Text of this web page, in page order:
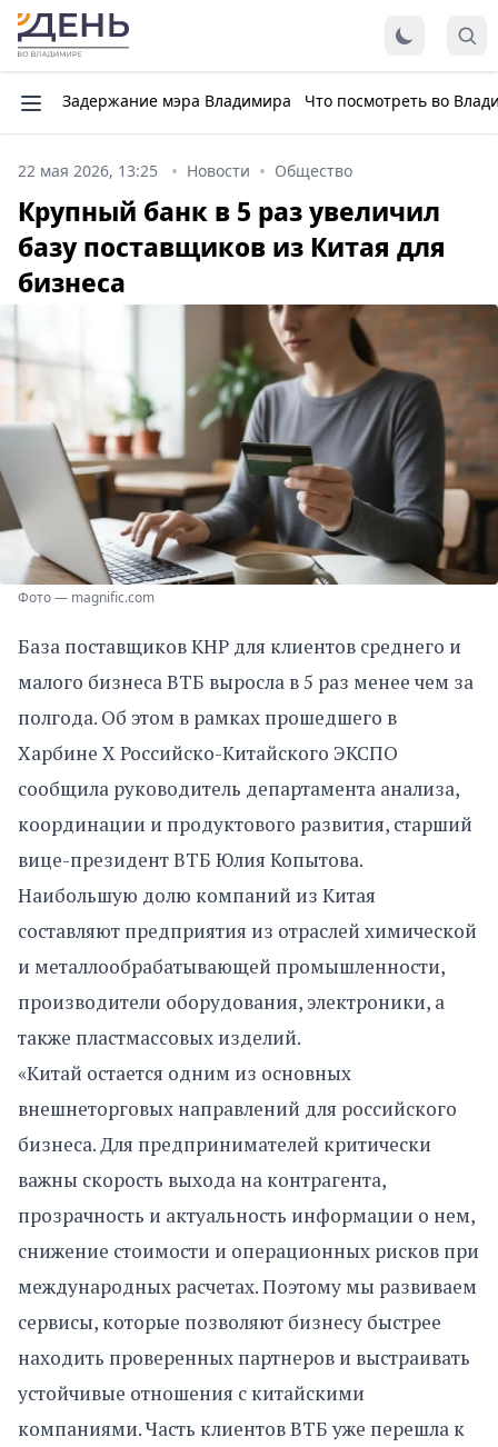
Задержание мэра Владимира Что посмотреть во
22 мая 2026, 13:25 Новости Общество
Крупный банк в 5 раз увеличил
базу поставщиков из Китая для
бизнеса
Фото — magnific.com
База поставщиков КНР для клиентов среднего и
малого бизнеса ВТБ выросла в 5 раз менее чем за
полгода. Об этом в рамках прошедшего в
Харбине X Российско-Китайского ЭКСПО
сообщила руководитель департамента анализа,
координации и продуктового развития, старший
вице-президент ВТБ Юлия Копытова.
Наибольшую долю компаний из Китая
составляют предприятия из отраслей химической
и металлообрабатывающей промышленности,
производители оборудования, электроники, а
также пластмассовых изделий.
«Китай остается одним из основных
внешнеторговых направлений для российского
бизнеса. Для предпринимателей критически
важны скорость выхода на контрагента,
прозрачность и актуальность информации о нем,
снижение стоимости и операционных рисков при
международных расчетах. Поэтому мы развиваем
сервисы, которые позволяют бизнесу быстрее
находить проверенных партнеров и выстраивать
устойчивые отношения с китайскими
компаниями. Часть клиентов ВТБ уже перешла к